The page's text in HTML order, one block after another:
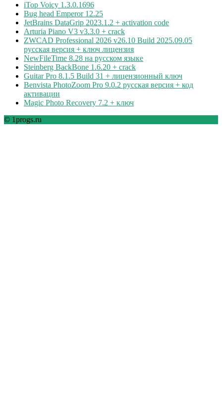
iTop Voicy 1.3.0.1696
Bug head Emperor 12.25
JetBrains DataGrip 2023.1.2 + activation code
Arturia Piano V3 v3.3.0 + crack
ZWCAD Professional 2026 v26.10 Build 2025.09.05
русская версия + ключ лицензия
NewFileTime 8.28 на русском языке
Steinberg BackBone 1.6.20 + crack
Guitar Pro 8.1.5 Build 31 + лицензионный ключ
Benvista PhotoZoom Pro 9.0.2 русская версия + код
активации
Magic Photo Recovery 7.2 + ключ
© 1progs.ru